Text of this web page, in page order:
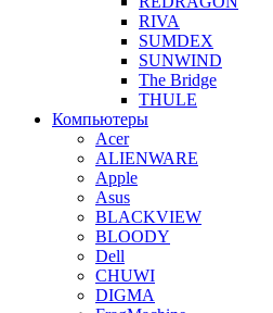
RIVA
SUMDEX
SUNWIND
The Bridge
THULE
Компьютеры
Acer
ALIENWARE
Apple
Asus
BLACKVIEW
BLOODY
Dell
CHUWI
DIGMA